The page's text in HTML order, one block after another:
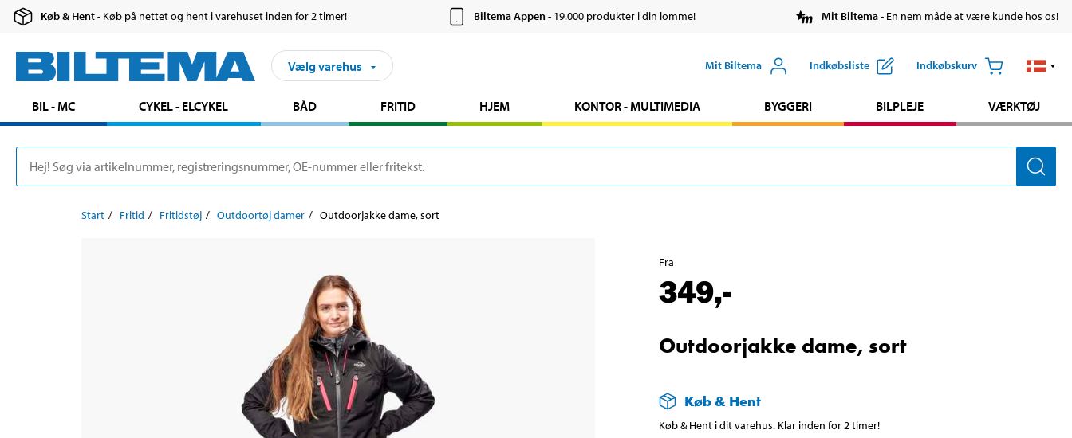
Køb & Hent- Køb på nettet og hent i varehuset inden for 2 timer! Biltema Appen- 19.000 produkter i din lomme! Mit Biltema- En nem måde at være kunde hos os!
Vælg varehus Mit Biltema Indkøbsliste Indkøbskurv
BIL - MC CYKEL - ELCYKEL BÅD FRITID HJEM KONTOR - MULTIMEDIA BYGGERI BILPLEJE VÆRKTØJ
Start Fritid Fritidstøj Outdoortøj damer Outdoorjakke dame, sort
Fra
349,-
Outdoorjakke dame, sort
Køb & Hent
Køb & Hent i dit varehus. Klar inden for 2 timer!